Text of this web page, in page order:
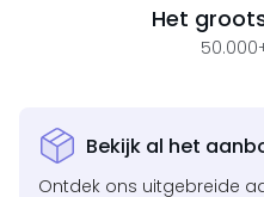
Het
Bekijk al het
Ontdek ons uitgebreide